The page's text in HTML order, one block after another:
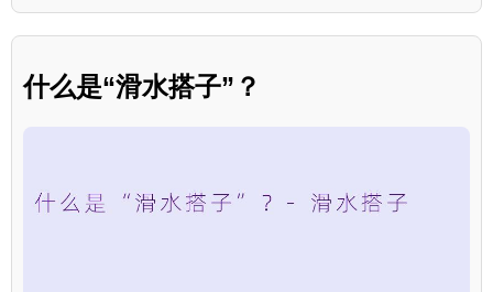
什么是“滑水搭子”？